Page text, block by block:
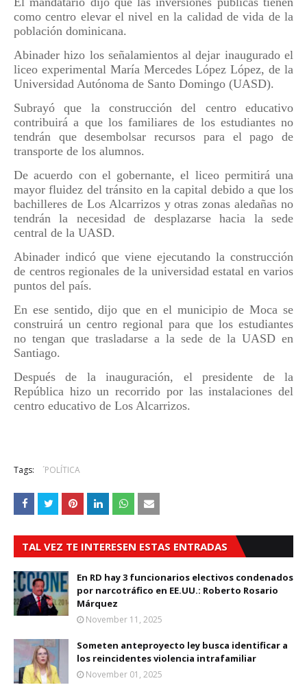
como centro elevar el nivel en la calidad de vida de la
población dominicana.
Abinader hizo los señalamientos al dejar inaugurado el
liceo experimental María Mercedes López López, de la
Universidad Autónoma de Santo Domingo (UASD).
Subrayó que la construcción del centro educativo
contribuirá a que los familiares de los estudiantes no
tendrán que desembolsar recursos para el pago de
transporte de los alumnos.
De acuerdo con el gobernante, el liceo permitirá una
mayor fluidez del tránsito en la capital debido a que los
bachilleres de Los Alcarrizos y otras zonas aledañas no
tendrán la necesidad de desplazarse hacia la sede
central de la UASD.
Abinader indicó que viene ejecutando la construcción
de centros regionales de la universidad estatal en varios
puntos del país.
En ese sentido, dijo que en el municipio de Moca se
construirá un centro regional para que los estudiantes
no tengan que trasladarse a la sede de la UASD en
Santiago.
Después de la inauguración, el presidente de la
República hizo un recorrido por las instalaciones del
centro educativo de Los Alcarrizos.
Tags: ´POLÍTICA
TAL VEZ TE INTERESEN ESTAS ENTRADAS
En RD hay 3 funcionarios electivos condenados
por narcotráfico en EE.UU.: Roberto Rosario
Márquez
November 11, 2025
Someten anteproyecto ley busca identificar a
los reincidentes violencia intrafamiliar
November 01, 2025